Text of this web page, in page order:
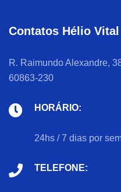
Contatos Hélio Vital
R. Raimundo Alexandre,
60863-230
HORÁRIO:
24hs / 7 dias por
TELEFONE: